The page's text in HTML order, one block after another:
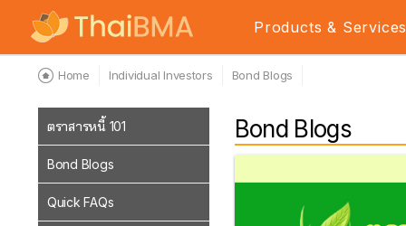
Products & Services
Home Individual Investors Bond Blogs
ตราสารหนี้ 101
Bond Blogs
Quick FAQs
Bond Blogs